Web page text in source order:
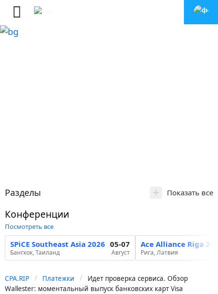
Разделы + Показать все
Конференции
Посмотреть все
SPiCE Southeast Asia 2026
Бангкок, Таиланд
05-07
Август
Ace Alliance Riga
Рига, Латвия
CPA.RIP Платежки
Идет проверка сервиса. Обзор
Wallester: моментальный выпуск банковских карт Visa